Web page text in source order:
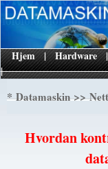
|
Hjem | Hardware
*Datamaskin>>
Hvordan